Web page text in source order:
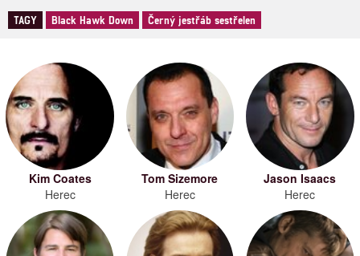
TAGY Black Hawk Down Černý jestřáb sestřelen
Kim Coates
Herec
Tom Sizemore
Herec
Jason Isaacs
Herec